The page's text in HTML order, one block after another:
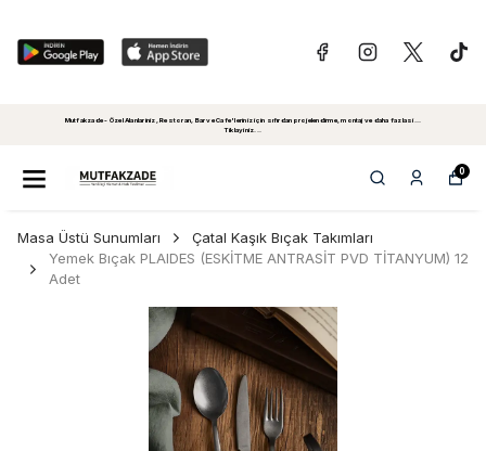
Mutfakzade - Özel Alanlariniz, Restoran, Bar ve Cafe'leriniz için sıfırdan projelendirme, montaj ve daha fazlasi...
Tiklayiniz...
0
Masa Üstü Sunumları
Çatal Kaşık Bıçak Takımları
Yemek Bıçak PLAIDES (ESKİTME ANTRASİT PVD TİTANYUM) 12
Adet